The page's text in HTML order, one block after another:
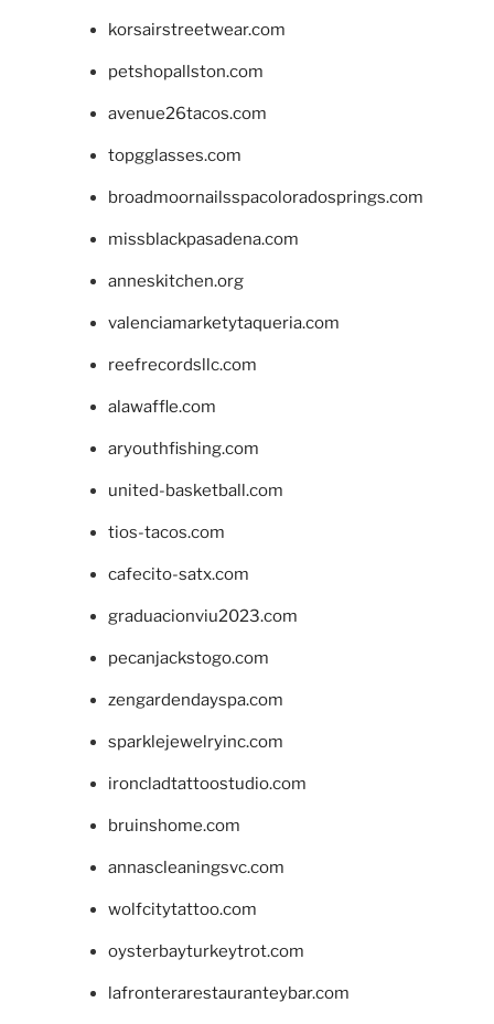
korsairstreetwear.com
petshopallston.com
avenue26tacos.com
topgglasses.com
broadmoornailsspacoloradosprings.com
missblackpasadena.com
anneskitchen.org
valenciamarketytaqueria.com
reefrecordsllc.com
alawaffle.com
aryouthfishing.com
united-basketball.com
tios-tacos.com
cafecito-satx.com
graduacionviu2023.com
pecanjackstogo.com
zengardendayspa.com
sparklejewelryinc.com
ironcladtattoostudio.com
bruinshome.com
annascleaningsvc.com
wolfcitytattoo.com
oysterbayturkeytrot.com
lafronterarestauranteybar.com